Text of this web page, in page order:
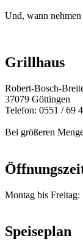
Und, wann
Grillhaus
Robert-Bosch-
37079 Göttingen
Telefon: 0551 / 69
Bei größeren
Montag bis
Speiseplan